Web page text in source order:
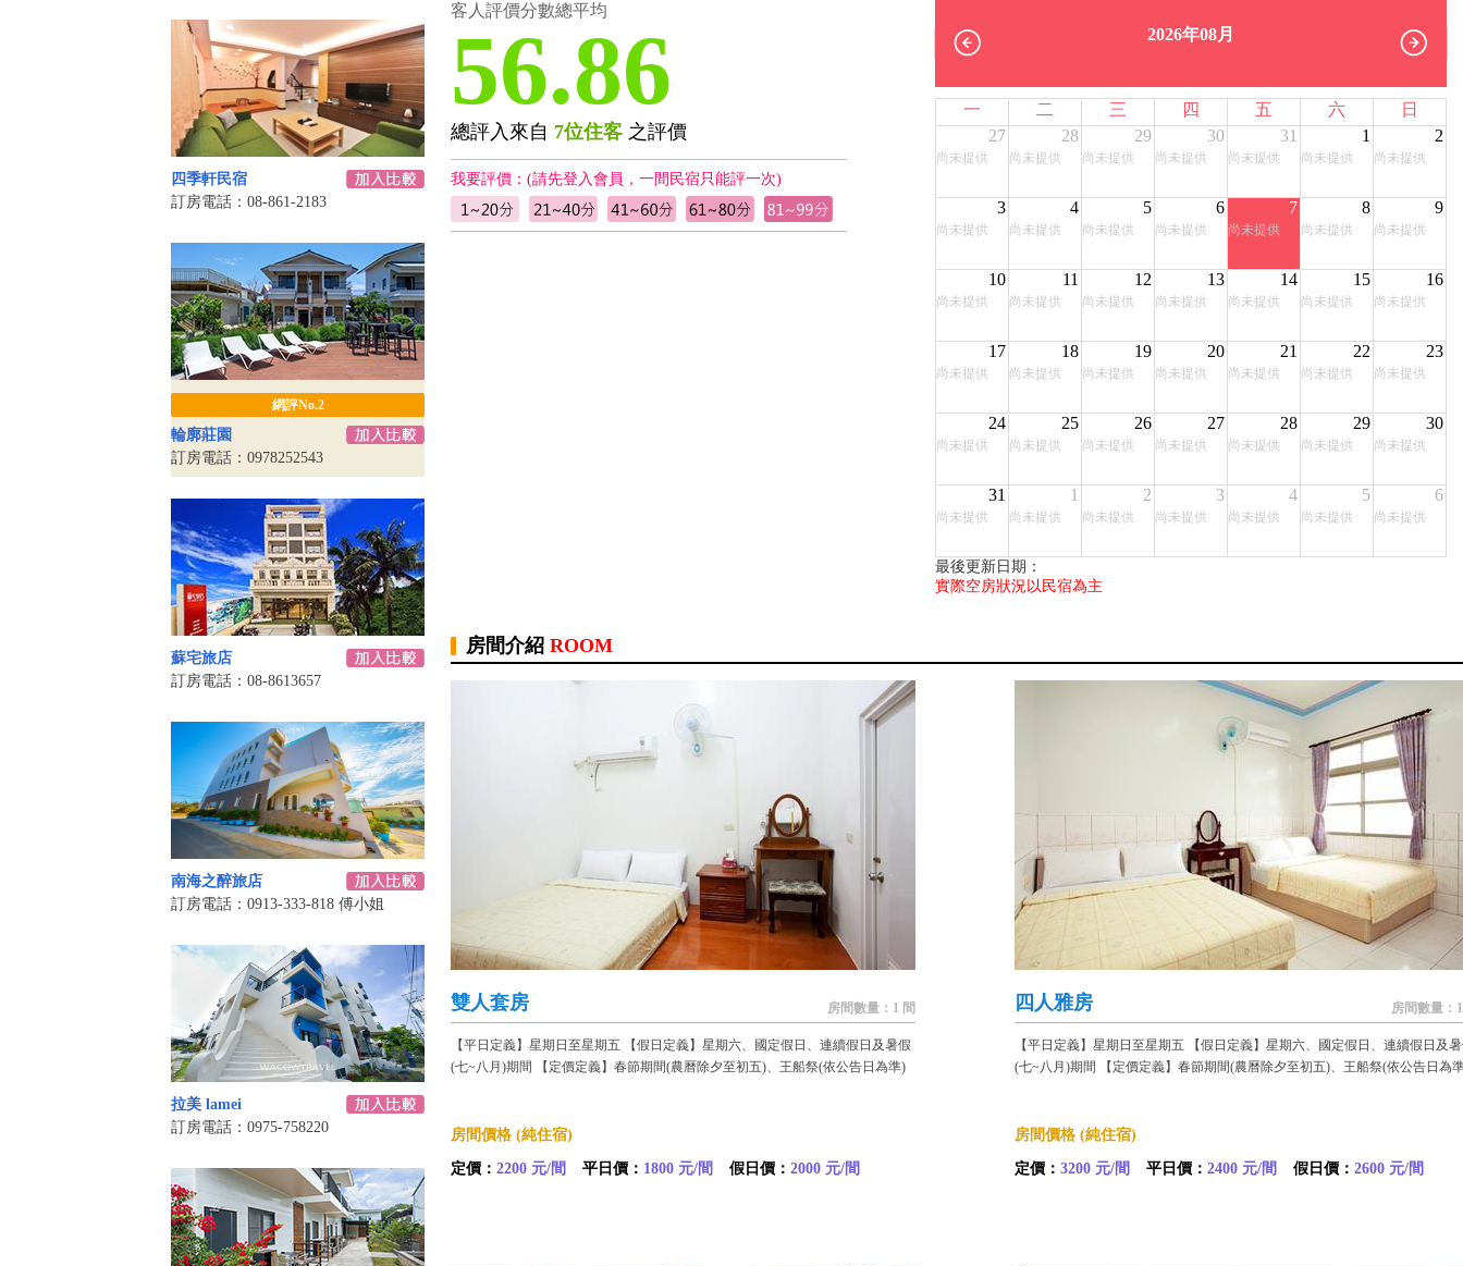
四季軒民宿
訂房電話：08-861-2183
網評No.2
輪廓莊園
訂房電話：0978252543
蘇宅旅店
訂房電話：08-8613657
南海之醉旅店
訂房電話：0913-333-818 傅小姐
拉美 lamei
訂房電話：0975-758220
客人評價分數總平均
56.86
總評入來自 7位住客 之評價
我要評價：(請先登入會員，一間民宿只能評一次)
2026年08月
一 二 三 四 五 六
日
27
尚未提供
28
尚未提供
29
尚未提供
30
尚未提供
31
尚未提供
1
尚未提供
2
尚未提供
3
尚未提供
4
尚未提供
5
尚未提供
6
尚未提供
7
尚未提供
8
尚未提供
9
尚未提供
10
尚未提供
11
尚未提供
12
尚未提供
13
尚未提供
14
尚未提供
15
尚未提供
16
尚未提供
17
尚未提供
18
尚未提供
19
尚未提供
20
尚未提供
21
尚未提供
22
尚未提供
23
尚未提供
24
尚未提供
25
尚未提供
26
尚未提供
27
尚未提供
28
尚未提供
29
尚未提供
30
尚未提供
31
尚未提供
1
尚未提供
2
尚未提供
3
尚未提供
4
尚未提供
5
尚未提供
6
尚未提供
最後更新日期：
實際空房狀況以民宿為主
房間介紹 ROOM
雙人套房 房間數量：1 間
【平日定義】星期日至星期五 【假日定義】星期六、國定假日、連續假日及暑假
(七~八月)期間 【定價定義】春節期間(農曆除夕至初五)、王船祭(依公告日為準)
房間價格 (純住宿)
定價： 2200 元/間 平日價： 1800 元/間 假日價： 2000 元/間
四人雅房 房間數量：
【平日定義】星期日至星期五 【假日定義】星期六、國定假日、連續假日及
(七~八月)期間 【定價定義】春節期間(農曆除夕至初五)、王船祭(依公告日為
房間價格 (純住宿)
定價： 3200 元/間 平日價： 2400 元/間 假日價： 2600 元/間